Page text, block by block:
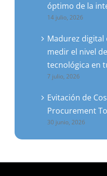
óptimo de la
14 julio, 2026
Madurez digital
medir el nivel
tecnológica en
7 julio, 2026
Evitación de
Procurement
30 junio, 2026